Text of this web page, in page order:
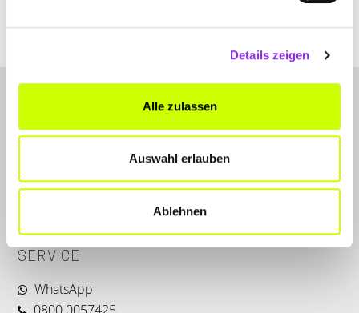
Details zeigen
Alle zulassen
Auswahl erlauben
Ablehnen
Kontakt
SERVICE
WhatsApp